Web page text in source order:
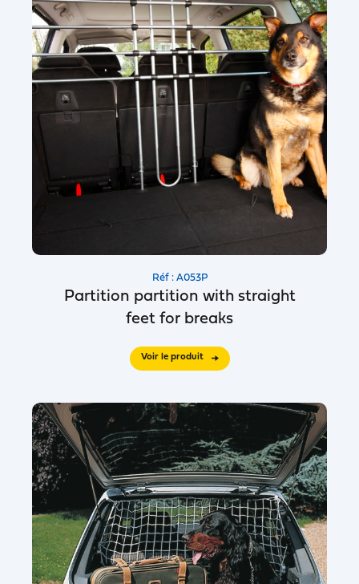
Réf : A053P
Partition partition with straight
feet for breaks
Voir le produit